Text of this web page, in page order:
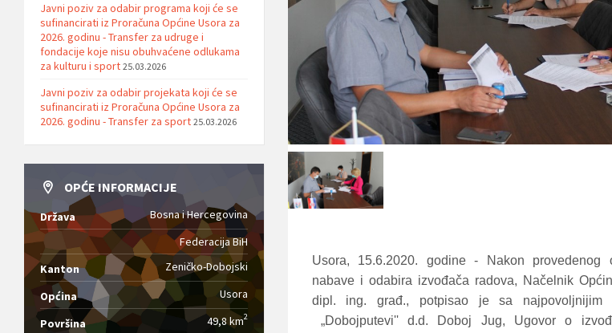
Usora, 15.6.2020. godine - Nakon provedenog
nabave i odabira izvođača radova, Načelnik
dipl. ing. građ., potpisao je sa najpovoljnijim
„Dobojputevi'' d.d. Doboj Jug, Ugovor o
Javni poziv za odabir programa koji će se
sufinancirati iz Proračuna Općine Usora za
2026. godinu - Transfer za udruge i
fondacije koje nisu obuhvaćene odlukama
za kulturu i sport 25.03.2026
Javni poziv za odabir projekata koji će se
sufinancirati iz Proračuna Općine Usora za
2026. godinu - Transfer za sport 25.03.2026
OPĆE INFORMACIJE
Država
Bosna i Hercegovina
Federacija BiH
Kanton
Zeničko-Dobojski
Općina Usora
Površina 49,8 km2